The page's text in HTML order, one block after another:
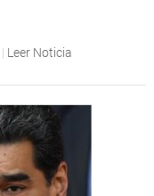
| Leer Noticia